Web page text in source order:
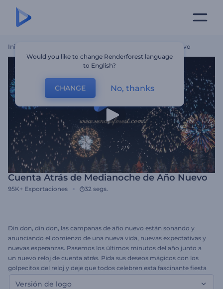
Inicio Cuenta Atrás De Medianoche De Año Nuevo
Cuenta Atrás de Medianoche de Año Nuevo
95K+ Exportaciones 32 segs.
Din don, din don, las campanas de año nuevo están sonando y
anunciando el comienzo de una nueva vida, nuevas expectativas y
nuevas esperanzas. Pasemos los últimos minutos del año junto a
un nuevo reloj de cuenta atrás. Pida sus deseos mágicos con los
golpecitos del reloj y deje que todos celebren esta fascinante fiesta
con usted. Use esta plantilla para crear una perfecta promoción de
Versión de logo
Would you like to change Renderforest language
to English?
CHANGE No, thanks